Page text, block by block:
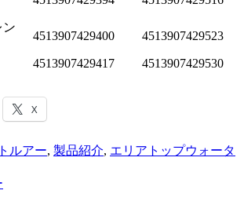
ン
4513907429400 4513907429523
4513907429417 4513907429530
X
ルアー, 製品紹介, エリアトップウォータ